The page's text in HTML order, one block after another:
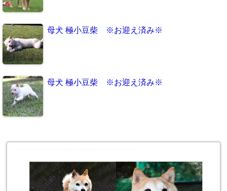
母犬 極小豆柴 ※お迎え済み※
母犬 極小豆柴 ※お迎え済み※